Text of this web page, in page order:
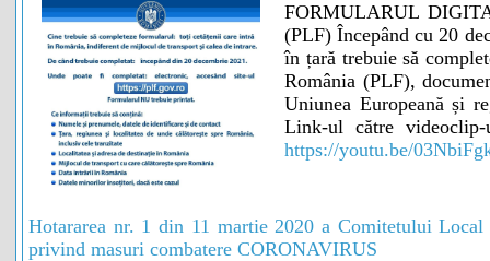
FORMULARUL
(PLF) Începând cu 20
în țară trebuie să
România (PLF),
Uniunea Europeană și
Link-ul către
https://youtu.be/
Hotararea nr. 1 din 11 martie 2020 a Comitetului
privind masuri combatere CORONAVIRUS